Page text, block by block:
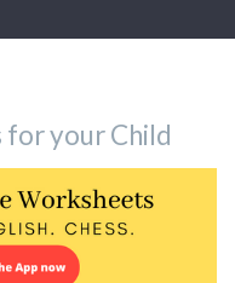
for your Child